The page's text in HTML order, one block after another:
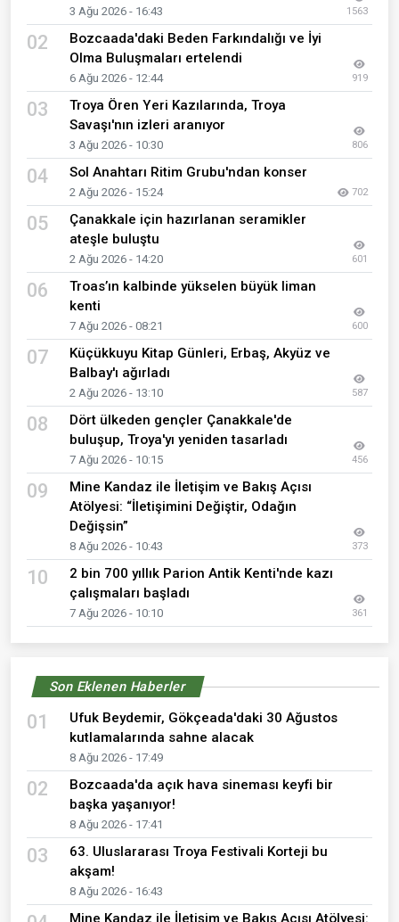
3 Ağu 2026 - 16:43 1563
02
Bozcaada'daki Beden Farkındalığı ve İyi
Olma Buluşmaları ertelendi
6 Ağu 2026 - 12:44 919
03
Troya Ören Yeri Kazılarında, Troya
Savaşı'nın izleri aranıyor
3 Ağu 2026 - 10:30 806
04 Sol Anahtarı Ritim Grubu'ndan konser
2 Ağu 2026 - 15:24 702
05
Çanakkale için hazırlanan seramikler
ateşle buluştu
2 Ağu 2026 - 14:20 601
06
Troas’ın kalbinde yükselen büyük liman
kenti
7 Ağu 2026 - 08:21 600
07
Küçükkuyu Kitap Günleri, Erbaş, Akyüz ve
Balbay'ı ağırladı
2 Ağu 2026 - 13:10 587
08
Dört ülkeden gençler Çanakkale'de
buluşup, Troya'yı yeniden tasarladı
7 Ağu 2026 - 10:15 456
09
Mine Kandaz ile İletişim ve Bakış Açısı
Atölyesi: “İletişimini Değiştir, Odağın
Değişsin”
8 Ağu 2026 - 10:43 373
10
2 bin 700 yıllık Parion Antik Kenti'nde kazı
çalışmaları başladı
7 Ağu 2026 - 10:10 361
Son Eklenen Haberler
01
Ufuk Beydemir, Gökçeada'daki 30 Ağustos
kutlamalarında sahne alacak
8 Ağu 2026 - 17:49
02
Bozcaada'da açık hava sineması keyfi bir
başka yaşanıyor!
8 Ağu 2026 - 17:41
03
63. Uluslararası Troya Festivali Korteji bu
akşam!
8 Ağu 2026 - 16:43
Mine Kandaz ile İletişim ve Bakış Açısı Atölyesi: